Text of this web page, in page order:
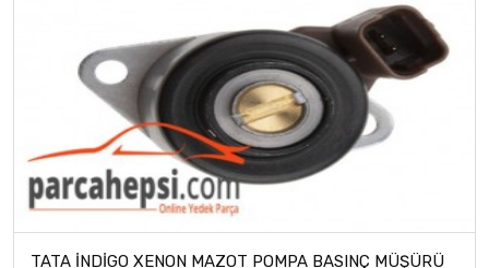
TATA İNDİGO XENON MAZOT POMPA BASINÇ MÜŞÜRÜ